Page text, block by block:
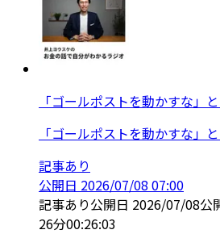
「ゴールポストを動かすな」
「ゴールポストを動かすな」
記事あり
公開日 2026/07/08 07:00
記事あり公開日 2026/07/08公
26分00:26:03